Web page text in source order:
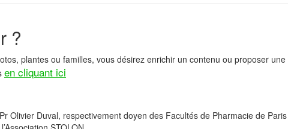
?
plantes ou familles, vous désirez enrichir un contenu ou proposer
en cliquant ici
Olivier Duval, respectivement doyen des Facultés de Pharmacie de